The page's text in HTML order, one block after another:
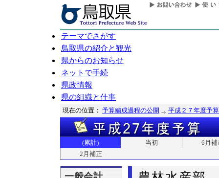
テーマでさがす
鳥取県の紹介と観光
県からのお知らせ
ネットで手続
県政情報
県の組織と仕事
現在の位置： 予算編成過程の公開 平成２７年度予算
(累計) 当初
6月補
2月補正